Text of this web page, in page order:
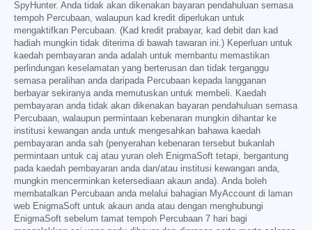
SpyHunter. Anda tidak akan dikenakan bayaran pendahuluan semasa
tempoh Percubaan, walaupun kad kredit diperlukan untuk
mengaktifkan Percubaan. (Kad kredit prabayar, kad debit dan kad
hadiah mungkin tidak diterima di bawah tawaran ini.) Keperluan untuk
kaedah pembayaran anda adalah untuk membantu memastikan
perlindungan keselamatan yang berterusan dan tidak terganggu
semasa peralihan anda daripada Percubaan kepada langganan
berbayar sekiranya anda memutuskan untuk membeli. Kaedah
pembayaran anda tidak akan dikenakan bayaran pendahuluan semasa
Percubaan, walaupun permintaan kebenaran mungkin dihantar ke
institusi kewangan anda untuk mengesahkan bahawa kaedah
pembayaran anda sah (penyerahan kebenaran tersebut bukanlah
permintaan untuk caj atau yuran oleh EnigmaSoft tetapi, bergantung
pada kaedah pembayaran anda dan/atau institusi kewangan anda,
mungkin mencerminkan ketersediaan akaun anda). Anda boleh
membatalkan Percubaan anda melalui bahagian MyAccount di laman
web EnigmaSoft untuk akaun anda atau dengan menghubungi
EnigmaSoft sebelum tamat tempoh Percubaan 7 hari bagi